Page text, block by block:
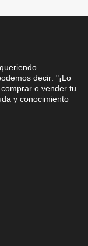
decir: "¡Lo
o vender tu
y conocimiento